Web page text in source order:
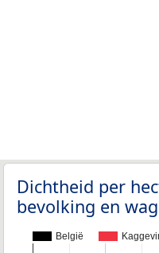
Dichtheid per
bevolking en
België